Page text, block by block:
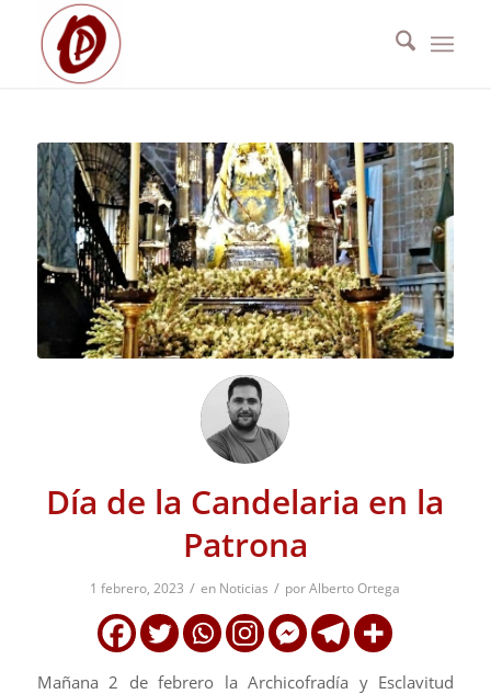
Día de la Candelaria en la
Patrona
1 febrero, 2023 / en Noticias / porAlberto Ortega
Mañana 2 de febrero la Archicofradía y Esclavitud